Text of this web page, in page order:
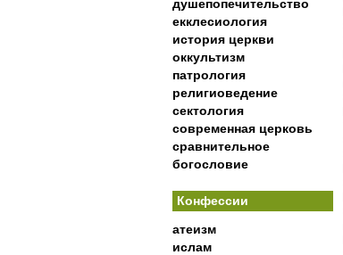
душепопечительство
екклесиология
история церкви
оккультизм
патрология
религиоведение
сектология
современная церковь
сравнительное
богословие
Конфессии
атеизм
ислам